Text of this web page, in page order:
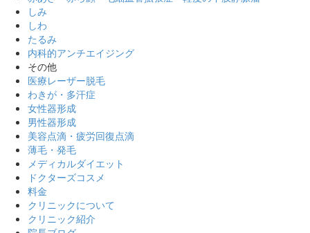
しみ
しわ
たるみ
内科的アンチエイジング
その他
医療レーザー脱毛
わきが・多汗症
女性器形成
男性器形成
美容点滴・疲労回復点滴
薄毛・発毛
メディカルダイエット
ドクターズコスメ
料金
クリニックについて
クリニック紹介